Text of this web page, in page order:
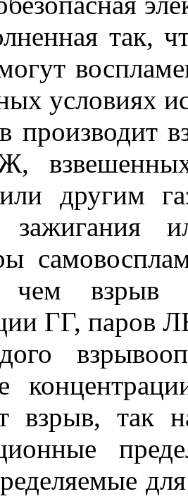
так,
условиях
производит
другим
зажигания
взрыв
ГГ, паров
взрыв, так